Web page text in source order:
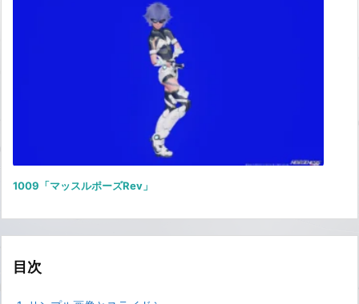
1009「マッスルポーズRev」
目次